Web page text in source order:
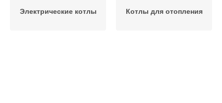
Электрические котлы Котлы для отопления